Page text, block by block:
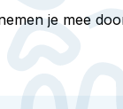
je mee